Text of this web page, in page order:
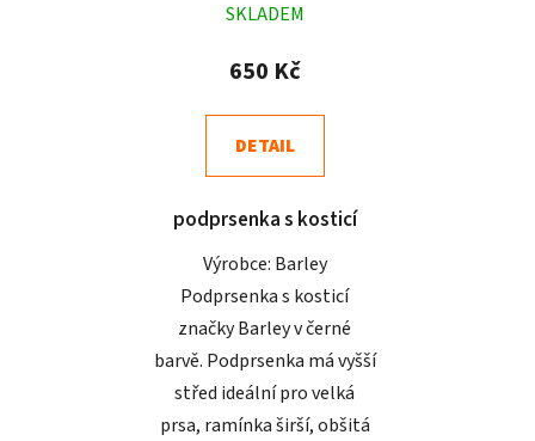
hodnocení
produktu
4,7
z
hvězdiček.
SKLADEM
650 Kč
DETAIL
podprsenka s kosticí
Výrobce: Barley
Podprsenka s kosticí
značky Barley v černé
barvě. Podprsenka má vyšší
střed ideální pro velká
prsa, ramínka širší, obšitá